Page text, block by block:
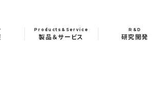
Products&Service
製品＆サービス
R&D
研究開発